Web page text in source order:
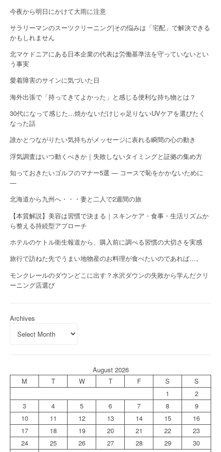
今夜から明日にかけて大雨に注意
サラリーマンのスーツクリーニング|その悩みは「宅配」で解決できる
かもしれません
北マケドニアにある日本企業の代表は労働基準法を守っていないとい
う事実
愛着障害のサインに気づいた日
海外出張で「持ってきてよかった」と感じる便利な持ち物とは？
30代になって感じた…焼かないだけじゃ足りないUVケアを選びたく
なった話
誰かとつながりたい気持ちがメッセージに表れる瞬間の心の動き
浮気調査はいつ動くべきか｜失敗しないタイミングと証拠の集め方
知っておきたいゴルフのマナー5選 — コースで恥をかかないために
—
北海道から九州へ・・・妻と二人で2週間の旅
【本質解説】美容は習慣で決まる｜スキンケア・食事・生活リズムか
ら整える持続型アプローチ
ホテルのケトル衛生報道から、購入前に調べる習慣の大切さを実感
旅行で訪ねた先でうまい地物産のお料理が食べたいのであれば…。
モンクレールのダウンどこに出す？水沢ダウンの失敗から学んだクリ
ーニング店選び
Archives
August 2026
M
T W T F S
S
1
2
3
4 5 6 7 8
9
10
11 12 13 14 15
16
17
18 19 20 21 22
23
24
25 26 27 28 29
30